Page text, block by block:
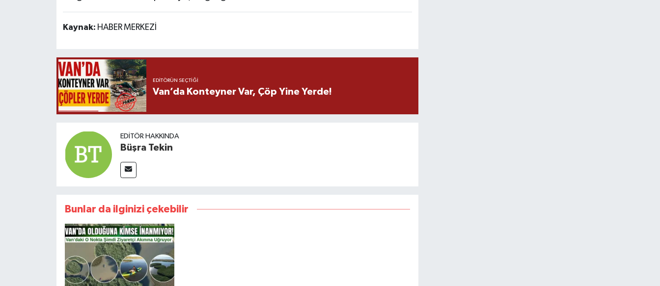
Kaynak: HABER MERKEZİ
EDITÖRÜN SEÇTIĞI
Van’da Konteyner Var, Çöp Yine Yerde!
EDITÖR HAKKINDA
Büşra Tekin
Bunlar da ilginizi çekebilir